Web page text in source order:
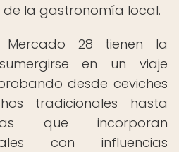
la gastronomía local.
Mercado 28 tienen la
en un viaje
desde ceviches
tradicionales hasta
que incorporan
con influencias